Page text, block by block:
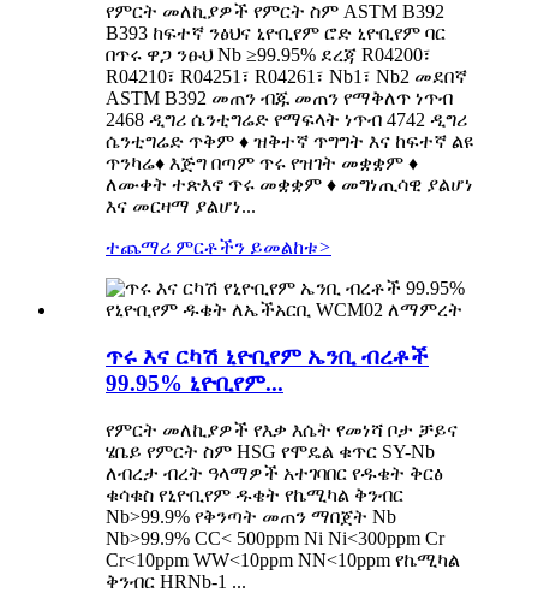
የምርት መለኪያዎች የምርት ስም ASTM B392
B393 ከፍተኛ ንፅህና ኒዮቢየም ሮድ ኒዮቢየም ባር
በጥሩ ዋጋ ንፁህ Nb ≥99.95% ደረጃ R04200፣
R04210፣ R04251፣ R04261፣ Nb1፣ Nb2 መደበኛ
ASTM B392 መጠን ብጁ መጠን የማቅለጥ ነጥብ
2468 ዲግሪ ሴንቲግሬድ የማፍላት ነጥብ 4742 ዲግሪ
ሴንቲግሬድ ጥቅም ♦ ዝቅተኛ ጥግግት እና ከፍተኛ ልዩ
ጥንካሬ♦ እጅግ በጣም ጥሩ የዝገት መቋቋም ♦
ለሙቀት ተጽእኖ ጥሩ መቋቋም ♦ መግነጢሳዊ ያልሆነ
እና መርዛማ ያልሆነ...
ተጨማሪ ምርቶችን ይመልከቱ>
ጥሩ እና ርካሽ ኒዮቢየም ኤንቢ ብረቶች
99.95% ኒዮቢየም...
የምርት መለኪያዎች የእቃ እሴት የመነሻ ቦታ ቻይና
ሄቤይ የምርት ስም HSG የሞዴል ቁጥር SY-Nb
ለብረታ ብረት ዓላማዎች አተገባበር የዱቄት ቅርፅ
ቁሳቁስ የኒዮቢየም ዱቄት የኬሚካል ቅንብር
Nb>99.9% የቅንጣት መጠን ማበጀት Nb
Nb>99.9% CC< 500ppm Ni Ni<300ppm Cr
Cr<10ppm WW<10ppm NN<10ppm የኬሚካል
ቅንብር HRNb-1 ...